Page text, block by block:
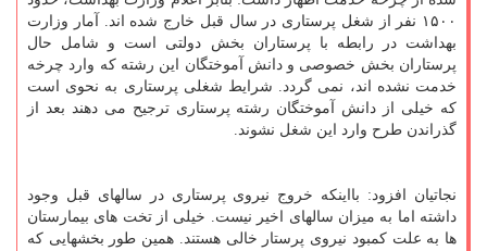
۱۵۰۰ نفر از شغل پرستاری در سال قبل خارج شده اند. آمار وزارت
بهداشت در رابطه با پرستاران بخش دولتی است و شامل حال
پرستاران بخش خصوصی و دانش آموختگان این رشته که وارد چرخه
خدمت نشده اند، نمی گردد. شرایط شغلی پرستاری به نحوی است
که خیلی از دانش آموختگان رشته پرستاری ترجیح می دهند بعد از
گذراندن طرح وارد این شغل نشوند.
نجاتیان افزود: بااینکه خروج نیروی پرستاری در سالهای قبل وجود
داشته اما به میزان سالهای اخیر نیست. خیلی از تخت های بیمارستان
ها به علت کمبود نیروی پرستار خالی هستند. همین طور بخشهایی که